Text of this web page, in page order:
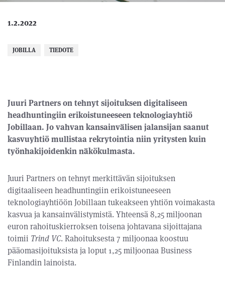
1.2.2022
JOBILLA TIEDOTE
Juuri Partners on tehnyt sijoituksen digitaliseen
headhuntingiin erikoistuneeseen teknologiayhtiö
Jobillaan. Jo vahvan kansainvälisen jalansijan saanut
kasvuyhtiö mullistaa rekrytointia niin yritysten kuin
työnhakijoidenkin näkökulmasta.
Juuri Partners on tehnyt merkittävän sijoituksen
digitaaliseen headhuntingiin erikoistuneeseen
teknologiayhtiöön Jobillaan tukeakseen yhtiön voimakasta
kasvua ja kansainvälistymistä. Yhteensä 8,25 miljoonan
euron rahoituskierroksen toisena johtavana sijoittajana
toimii Trind VC. Rahoituksesta 7 miljoonaa koostuu
pääomasijoituksista ja loput 1,25 miljoonaa Business
Finlandin lainoista.